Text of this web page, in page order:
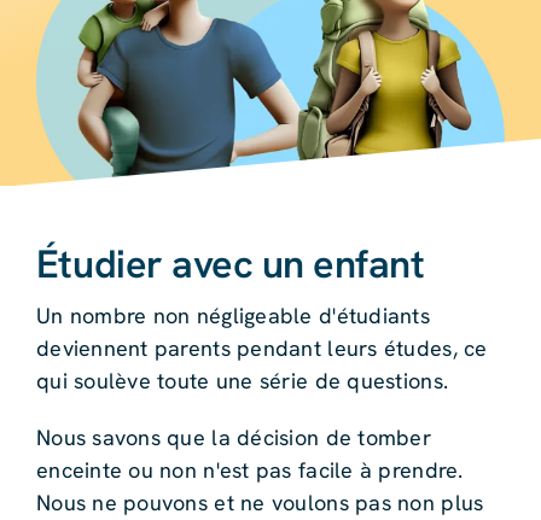
Étudier avec un enfant
Un nombre non négligeable d'étudiants
deviennent parents pendant leurs études, ce
qui soulève toute une série de questions.
Nous savons que la décision de tomber
enceinte ou non n'est pas facile à prendre.
Nous ne pouvons et ne voulons pas non plus